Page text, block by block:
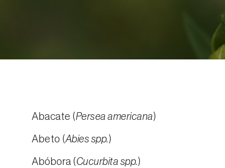
Abacate (Persea americana)
Abeto (Abies spp.)
Abóbora (Cucurbita spp.)